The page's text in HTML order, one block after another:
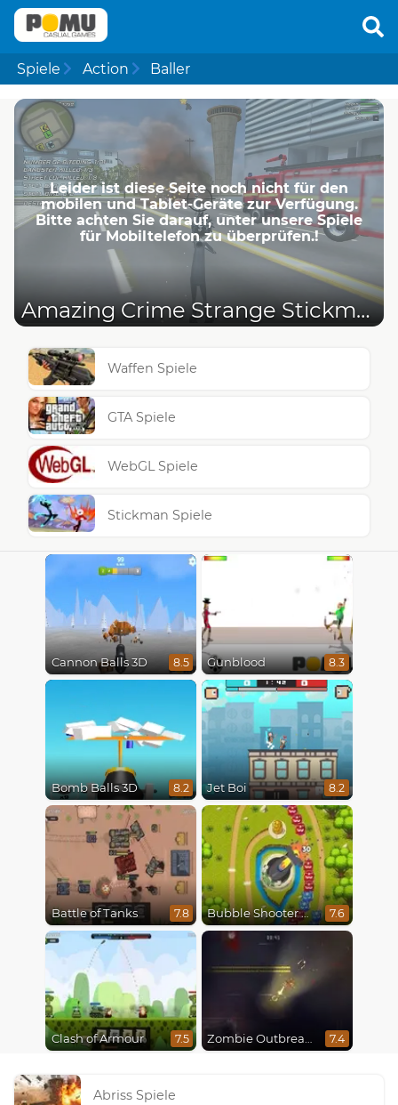
Spiele Action Baller
Leider ist diese Seite noch nicht für den
mobilen und Tablet-Geräte zur Verfügung.
Bitte achten Sie darauf, unter unsere Spiele
für Mobiltelefon zu überprüfen.!
Amazing Crime Strange Stickman - Rope Vice Vegas
Waffen Spiele
GTA Spiele
WebGL Spiele
Stickman Spiele
Cannon Balls 3D 8.5 Gunblood 8.3
Bomb Balls 3D 8.2 Jet Boi 8.2
Battle of Tanks 7.8 Bubble Shooter Online 7.6
Clash of Armour 7.5 Zombie Outbreak Arena 7.4
Abriss Spiele